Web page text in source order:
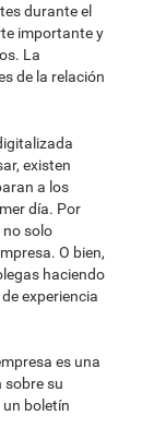
durante el
importante y
La
de la relación
existen
a los
día. Por
no solo
O bien,
haciendo
experiencia
es una
sobre su
boletín